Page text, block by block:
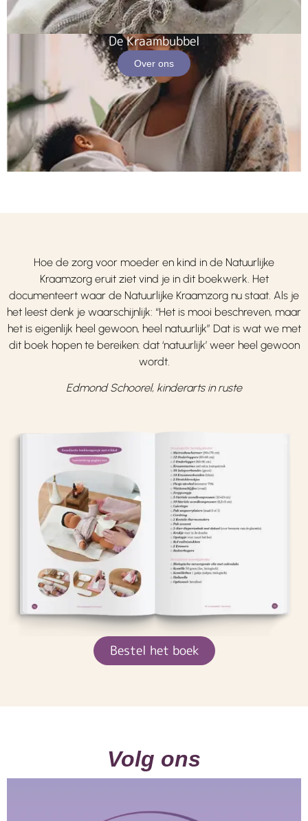
De Kraambubbel
Over ons
Bestel het boek
Hoe de zorg voor moeder en kind in de Natuurlijke
Kraamzorg eruit ziet vind je in dit boekwerk. Het
documenteert waar de Natuurlijke Kraamzorg nu staat. Als je
het leest denk je waarschijnlijk: “Het is mooi beschreven, maar
het is eigenlijk heel gewoon, heel natuurlijk” Dat is wat we met
dit boek hopen te bereiken: dat ‘natuurlijk’ weer heel gewoon
wordt.
Edmond Schoorel, kinderarts in ruste
Volg ons